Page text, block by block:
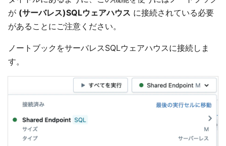
が (サーバレス)SQLウェアハウス に接続されている必要
があることにご注意ください。
ノートブックをサーバレスSQLウェアハウスに接続しま
す。